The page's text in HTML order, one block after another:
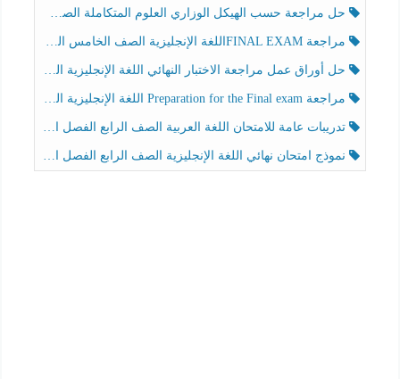
حل مراجعة حسب الهيكل الوزاري العلوم المتكاملة الصف الخامس عام الفصل الثالث
مراجعة FINAL EXAMاللغة الإنجليزية الصف الخامس الفصل الثالث
حل أوراق عمل مراجعة الاختبار النهائي اللغة الإنجليزية الصف الرابع الفصل الثالث
مراجعة Preparation for the Final exam اللغة الإنجليزية الصف الرابع الفصل الثالث
تدريبات عامة للامتحان اللغة العربية الصف الرابع الفصل الثالث
نموذج امتحان نهائي اللغة الإنجليزية الصف الرابع الفصل الثالث